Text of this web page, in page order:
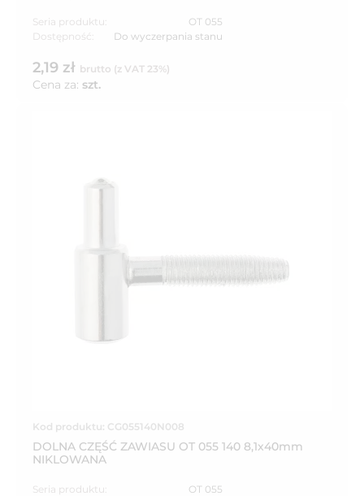
Seria produktu:
OT 055
Dostępność:
Do wyczerpania stanu
2,19 zł brutto (z VAT 23%)
Cena za: szt.
Kod produktu: CG055140N008
DOLNA CZĘŚĆ ZAWIASU OT 055 140 8,1x40mm
NIKLOWANA
Seria produktu: OT 055